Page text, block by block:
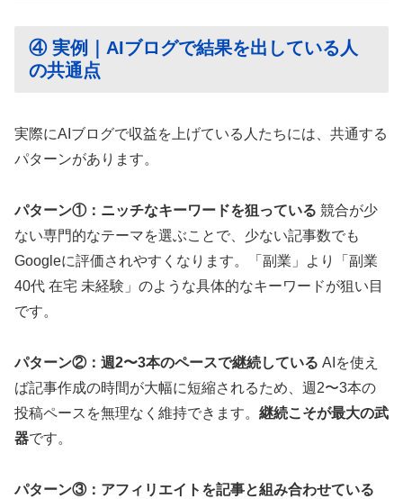
④ 実例｜AIブログで結果を出している人
の共通点
実際にAIブログで収益を上げている人たちには、共通する
パターンがあります。
パターン①：ニッチなキーワードを狙っている 競合が少
ない専門的なテーマを選ぶことで、少ない記事数でも
Googleに評価されやすくなります。「副業」より「副業
40代 在宅 未経験」のような具体的なキーワードが狙い目
です。
パターン②：週2〜3本のペースで継続している AIを使え
ば記事作成の時間が大幅に短縮されるため、週2〜3本の
投稿ペースを無理なく維持できます。 継続こそが最大の武
器です。
パターン③：アフィリエイトを記事と組み合わせている